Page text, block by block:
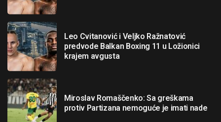
Leo Cvitanović i Veljko Ražnatović
predvode Balkan Boxing 11 u Ložionici
krajem avgusta
Miroslav Romaščenko: Sa greškama
protiv Partizana nemoguće je imati nade